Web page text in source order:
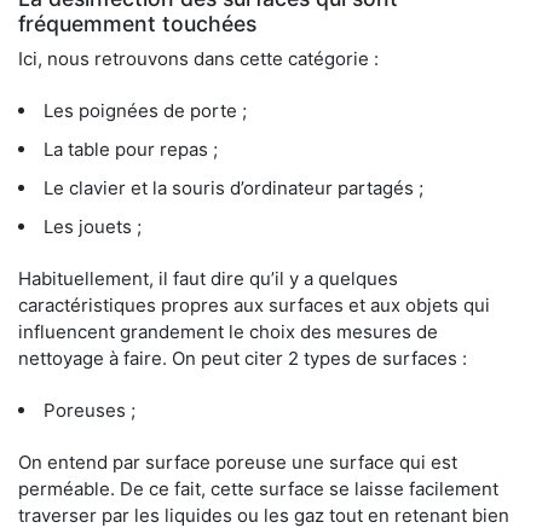
fréquemment touchées
Ici, nous retrouvons dans cette catégorie :
Les poignées de porte ;
La table pour repas ;
Le clavier et la souris d’ordinateur partagés ;
Les jouets ;
Habituellement, il faut dire qu’il y a quelques
caractéristiques propres aux surfaces et aux objets qui
influencent grandement le choix des mesures de
nettoyage à faire. On peut citer 2 types de surfaces :
Poreuses ;
On entend par surface poreuse une surface qui est
perméable. De ce fait, cette surface se laisse facilement
traverser par les liquides ou les gaz tout en retenant bien